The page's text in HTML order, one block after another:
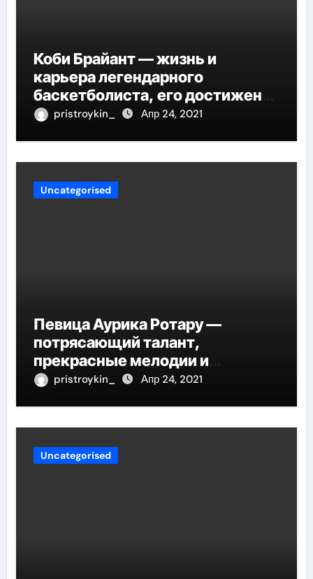
Коби Брайант — жизнь и
карьера легендарного
баскетболиста, его достижения
и наследие
pristroykin_ Апр 24, 2021
Uncategorised
Певица Аурика Ротару —
потрясающий талант,
прекрасные мелодии и
интересные моменты из её
pristroykin_ Апр 24, 2021
Uncategorised